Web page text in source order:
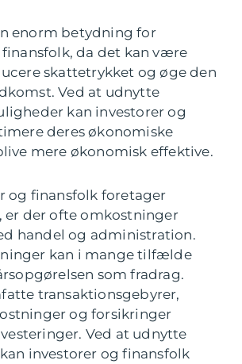
enorm betydning for
da det kan være
skattetrykket og øge den
Ved at udnytte
kan investorer og
deres økonomiske
mere økonomisk effektive.
og finansfolk foretager
er der ofte omkostninger
handel og administration.
kan i mange tilfælde
som fradrag.
transaktionsgebyrer,
og forsikringer
Ved at udnytte
investorer og finansfolk